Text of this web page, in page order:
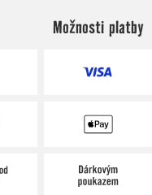
Možnosti platby